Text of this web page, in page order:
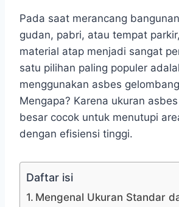
Pada saat merancang
gudan, pabri, atau tempat
material atap menjadi sangat
satu pilihan paling populer
menggunakan asbes
Mengapa? Karena ukuran
besar cocok untuk menutupi
dengan efisiensi tinggi.
Daftar isi
Mengenal Ukuran Standar